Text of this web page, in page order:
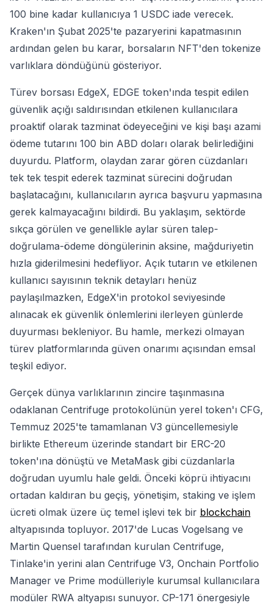
100 bine kadar kullanıcıya 1 USDC iade verecek.
Kraken'ın Şubat 2025'te pazaryerini kapatmasının
ardından gelen bu karar, borsaların NFT'den tokenize
varlıklara döndüğünü gösteriyor.
Türev borsası EdgeX, EDGE token'ında tespit edilen
güvenlik açığı saldırısından etkilenen kullanıcılara
proaktif olarak tazminat ödeyeceğini ve kişi başı azami
ödeme tutarını 100 bin ABD doları olarak belirlediğini
duyurdu. Platform, olaydan zarar gören cüzdanları
tek tek tespit ederek tazminat sürecini doğrudan
başlatacağını, kullanıcıların ayrıca başvuru yapmasına
gerek kalmayacağını bildirdi. Bu yaklaşım, sektörde
sıkça görülen ve genellikle aylar süren talep-
doğrulama-ödeme döngülerinin aksine, mağduriyetin
hızla giderilmesini hedefliyor. Açık tutarın ve etkilenen
kullanıcı sayısının teknik detayları henüz
paylaşılmazken, EdgeX'in protokol seviyesinde
alınacak ek güvenlik önlemlerini ilerleyen günlerde
duyurması bekleniyor. Bu hamle, merkezi olmayan
türev platformlarında güven onarımı açısından emsal
teşkil ediyor.
Gerçek dünya varlıklarının zincire taşınmasına
odaklanan Centrifuge protokolünün yerel token'ı CFG,
Temmuz 2025'te tamamlanan V3 güncellemesiyle
birlikte Ethereum üzerinde standart bir ERC-20
token'ına dönüştü ve MetaMask gibi cüzdanlarla
doğrudan uyumlu hale geldi. Önceki köprü ihtiyacını
ortadan kaldıran bu geçiş, yönetişim, staking ve işlem
ücreti olmak üzere üç temel işlevi tek bir blockchain
altyapısında topluyor. 2017'de Lucas Vogelsang ve
Martin Quensel tarafından kurulan Centrifuge,
Tinlake'in yerini alan Centrifuge V3, Onchain Portfolio
Manager ve Prime modülleriyle kurumsal kullanıcılara
modüler RWA altyapısı sunuyor. CP-171 önergesiyle